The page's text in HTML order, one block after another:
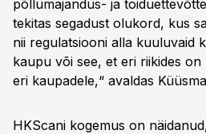
põllumajandus- ja
tekitas segadust olukord, kus
nii regulatsiooni alla kuuluvaid
kaupu või see, et eri riikides
eri kaupadele,“ avaldas
HKScani kogemus on